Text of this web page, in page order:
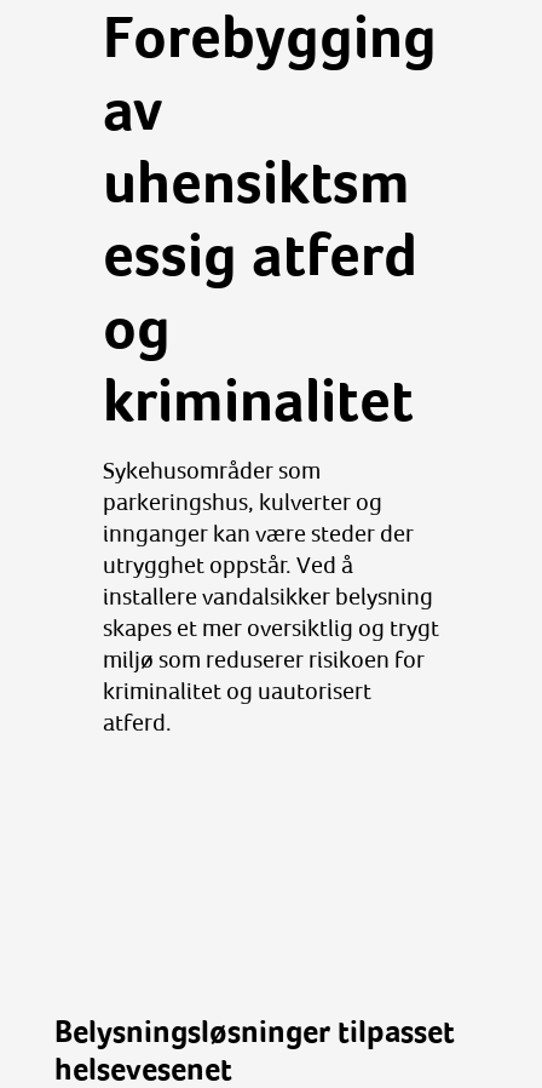
Forebygging
av
uhensiktsm
essig atferd
og
kriminalitet
Sykehusområder som
parkeringshus, kulverter og
innganger kan være steder der
utrygghet oppstår. Ved å
installere vandalsikker belysning
skapes et mer oversiktlig og trygt
miljø som reduserer risikoen for
kriminalitet og uautorisert
atferd.
Belysningsløsninger tilpasset
helsevesenet